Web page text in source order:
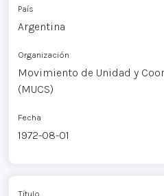
País
Argentina
Organización
Movimiento de Unidad y
(MUCS)
Fecha
1972-08-01
Título